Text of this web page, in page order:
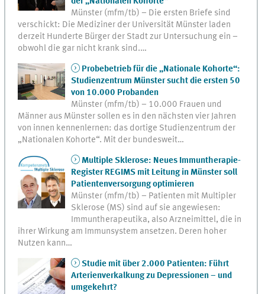
Münster (mfm/tb) – Die ersten Briefe sind
verschickt: Die Mediziner der Universität Münster laden
derzeit Hunderte Bürger der Stadt zur Untersuchung ein –
obwohl die gar nicht krank sind.…
Probebetrieb für die „Nationale Kohorte“:
Studienzentrum Münster sucht die ersten 50
von 10.000 Probanden
Münster (mfm/tb) – 10.000 Frauen und
Männer aus Münster sollen es in den nächsten vier Jahren
von innen kennenlernen: das dortige Studienzentrum der
„Nationalen Kohorte“. Mit der bundesweit…
Multiple Sklerose: Neues Immuntherapie-
Register REGIMS mit Leitung in Münster soll
Patientenversorgung optimieren
Münster (mfm/tb) – Patienten mit Multipler
Sklerose (MS) sind auf sie angewiesen:
Immuntherapeutika, also Arzneimittel, die in
ihrer Wirkung am Immunsystem ansetzen. Deren hoher
Nutzen kann…
Studie mit über 2.000 Patienten: Führt
Arterienverkalkung zu Depressionen – und
umgekehrt?